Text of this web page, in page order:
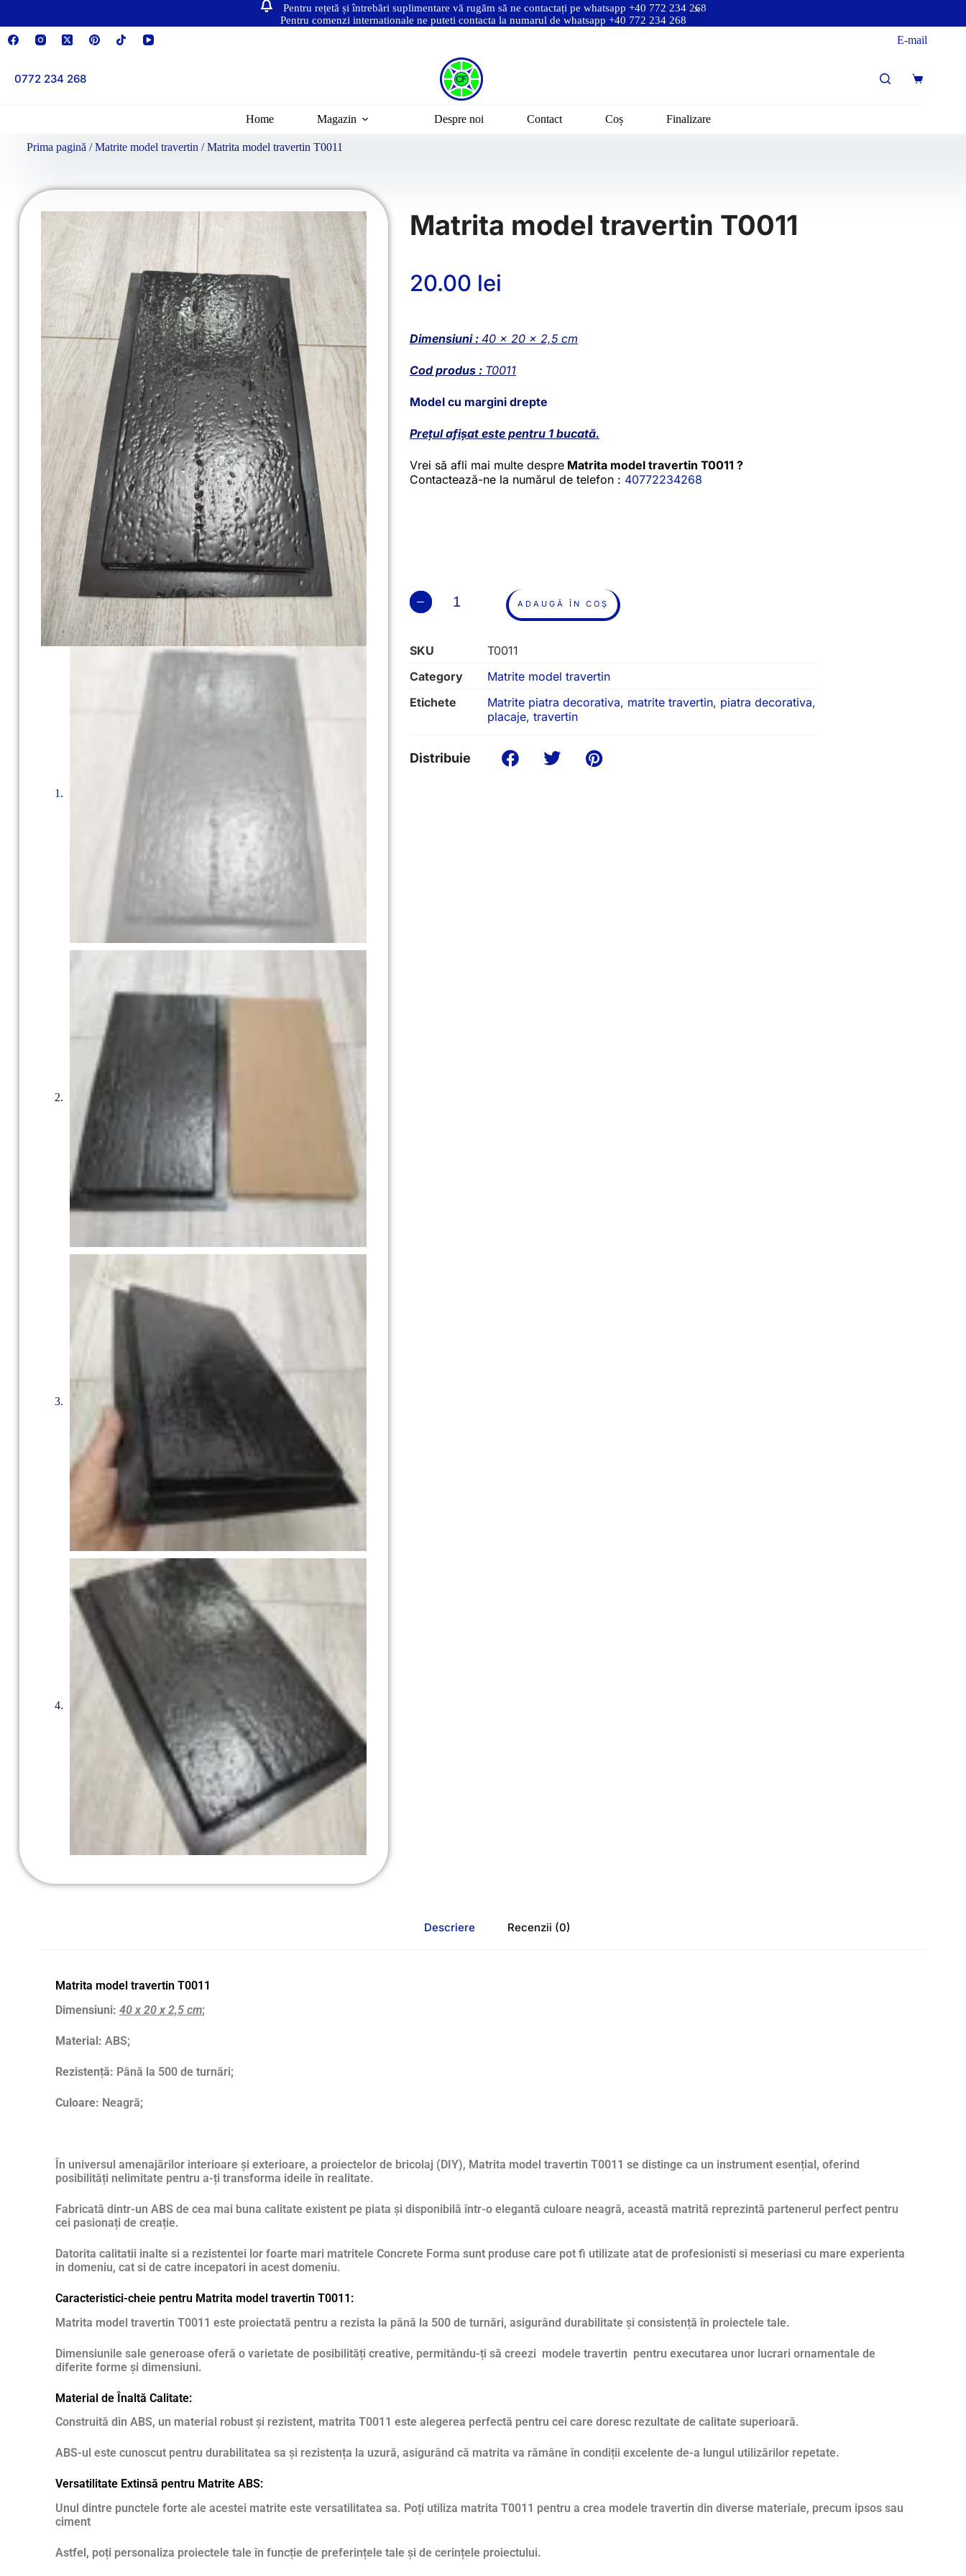
Pentru rețetă și întrebări suplimentare vă rugăm să ne contactați pe whatsapp +40 772 234 268
Pentru comenzi internationale ne puteti contacta la numarul de whatsapp +40 772 234 268
E-mail
0772 234 268
Home Magazin Despre noi Contact Coș Finalizare
Prima pagină /Matrite model travertin / Matrita model travertin T0011
Matrita model travertin T0011
20.00 lei
Dimensiuni : 40 x 20 x 2,5 cm
Cod produs : T0011
Model cu margini drepte
Prețul afișat este pentru 1 bucată.
Vrei să afli mai multe despre Matrita model travertin T0011 ?
Contactează-ne la numărul de telefon : 40772234268
ADAUGĂ ÎN COȘ
SKU
T0011
Category
Matrite model travertin
Etichete
Matrite piatra decorativa, matrite travertin, piatra decorativa,
placaje, travertin
Distribuie
Descriere Recenzii (0)
Matrita model travertin T0011
Dimensiuni: 40 x 20 x 2,5 cm;
Material: ABS;
Rezistență: Până la 500 de turnări;
Culoare: Neagră;
În universul amenajărilor interioare și exterioare, a proiectelor de bricolaj (DIY), Matrita model travertin T0011 se distinge ca un instrument esențial, oferind
posibilități nelimitate pentru a-ți transforma ideile în realitate.
Fabricată dintr-un ABS de cea mai buna calitate existent pe piata și disponibilă într-o elegantă culoare neagră, această matrită reprezintă partenerul perfect pentru
cei pasionați de creație.
Datorita calitatii inalte si a rezistentei lor foarte mari matritele Concrete Forma sunt produse care pot fi utilizate atat de profesionisti si meseriasi cu mare experienta
in domeniu, cat si de catre incepatori in acest domeniu.
Caracteristici-cheie pentru Matrita model travertin T0011:
Matrita model travertin T0011 este proiectată pentru a rezista la până la 500 de turnări, asigurând durabilitate și consistență în proiectele tale.
Dimensiunile sale generoase oferă o varietate de posibilități creative, permitându-ți să creezi modele travertin pentru executarea unor lucrari ornamentale de
diferite forme și dimensiuni.
Material de Înaltă Calitate:
Construită din ABS, un material robust și rezistent, matrita T0011 este alegerea perfectă pentru cei care doresc rezultate de calitate superioară.
ABS-ul este cunoscut pentru durabilitatea sa și rezistența la uzură, asigurând că matrita va rămâne în condiții excelente de-a lungul utilizărilor repetate.
Versatilitate Extinsă pentru Matrite ABS:
Unul dintre punctele forte ale acestei matrite este versatilitatea sa. Poți utiliza matrita T0011 pentru a crea modele travertin din diverse materiale, precum ipsos sau
ciment
Astfel, poți personaliza proiectele tale în funcție de preferințele tale și de cerințele proiectului.